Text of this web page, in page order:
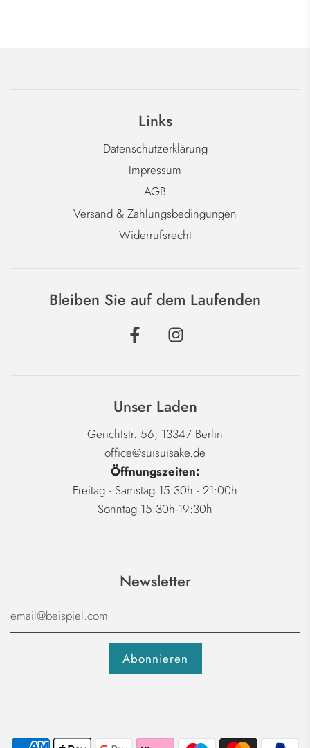
Links
Datenschutzerklärung
Impressum
AGB
Versand & Zahlungsbedingungen
Widerrufsrecht
Bleiben Sie auf dem Laufenden
Unser Laden
Gerichtstr. 56, 13347 Berlin
office@suisuisake.de
Öffnungszeiten:
Freitag - Samstag 15:30h - 21:00h
Sonntag 15:30h-19:30h
Newsletter